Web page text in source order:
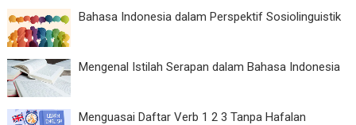
Bahasa Indonesia dalam Perspektif Sosiolinguistik
Mengenal Istilah Serapan dalam Bahasa Indonesia
Menguasai Daftar Verb 1 2 3 Tanpa Hafalan